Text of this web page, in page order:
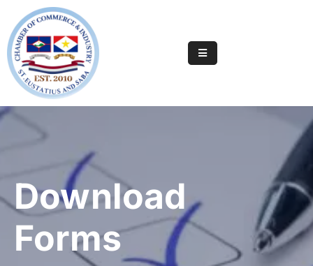
Home
Online
Registry
Services
Statia
Or
Saba
Download
Forms